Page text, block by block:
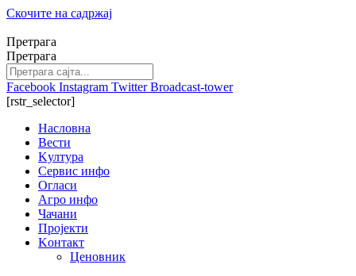
Скочите на садржај
Претрага
Претрага
Facebook Instagram Twitter Broadcast-tower
[rstr_selector]
Насловна
Вести
Kултура
Сервис инфо
Огласи
Агро инфо
Чачани
Пројекти
Kонтакт
Ценовник